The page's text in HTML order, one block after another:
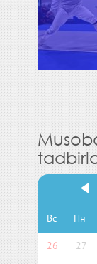
Вс Пн
26 27